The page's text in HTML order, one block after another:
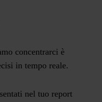
concentrarci è
in tempo reale.
nel tuo report